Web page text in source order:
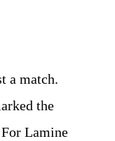
a match.
the
Lamine